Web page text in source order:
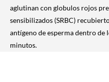
aglutinan con globulos rojos
sensibilizados (SRBC)
antígeno de esperma dentro de
minutos.